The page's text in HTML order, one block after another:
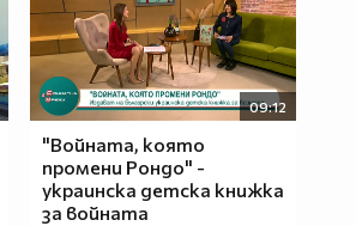
09:12
"Войната, която
промени Рондо" -
украинска детска книжка
за войната